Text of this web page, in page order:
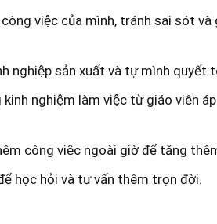
việc của mình, tránh sai sót
nghiệp sản xuất và tự mình quyết
nghiệm làm việc từ giáo viên
công việc ngoài giờ để tăng
học hỏi và tư vấn thêm trọn đời.